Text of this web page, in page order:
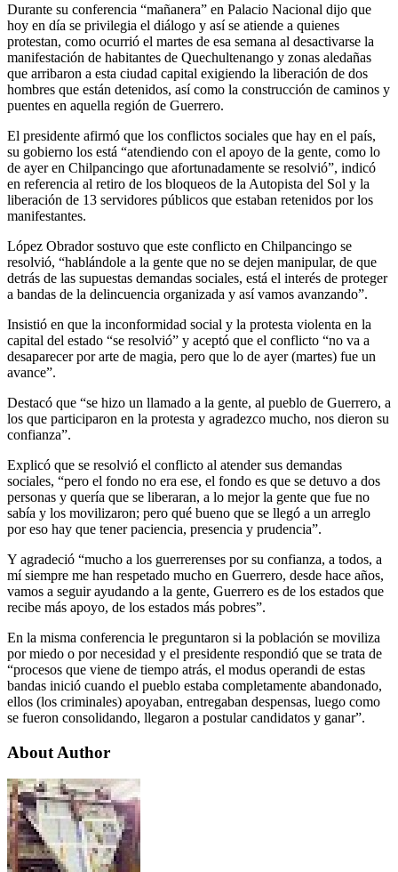
Durante su conferencia “mañanera” en Palacio Nacional dijo que
hoy en día se privilegia el diálogo y así se atiende a quienes
protestan, como ocurrió el martes de esa semana al desactivarse la
manifestación de habitantes de Quechultenango y zonas aledañas
que arribaron a esta ciudad capital exigiendo la liberación de dos
hombres que están detenidos, así como la construcción de caminos y
puentes en aquella región de Guerrero.
El presidente afirmó que los conflictos sociales que hay en el país,
su gobierno los está “atendiendo con el apoyo de la gente, como lo
de ayer en Chilpancingo que afortunadamente se resolvió”, indicó
en referencia al retiro de los bloqueos de la Autopista del Sol y la
liberación de 13 servidores públicos que estaban retenidos por los
manifestantes.
López Obrador sostuvo que este conflicto en Chilpancingo se
resolvió, “hablándole a la gente que no se dejen manipular, de que
detrás de las supuestas demandas sociales, está el interés de proteger
a bandas de la delincuencia organizada y así vamos avanzando”.
Insistió en que la inconformidad social y la protesta violenta en la
capital del estado “se resolvió” y aceptó que el conflicto “no va a
desaparecer por arte de magia, pero que lo de ayer (martes) fue un
avance”.
Destacó que “se hizo un llamado a la gente, al pueblo de Guerrero, a
los que participaron en la protesta y agradezco mucho, nos dieron su
confianza”.
Explicó que se resolvió el conflicto al atender sus demandas
sociales, “pero el fondo no era ese, el fondo es que se detuvo a dos
personas y quería que se liberaran, a lo mejor la gente que fue no
sabía y los movilizaron; pero qué bueno que se llegó a un arreglo
por eso hay que tener paciencia, presencia y prudencia”.
Y agradeció “mucho a los guerrerenses por su confianza, a todos, a
mí siempre me han respetado mucho en Guerrero, desde hace años,
vamos a seguir ayudando a la gente, Guerrero es de los estados que
recibe más apoyo, de los estados más pobres”.
En la misma conferencia le preguntaron si la población se moviliza
por miedo o por necesidad y el presidente respondió que se trata de
“procesos que viene de tiempo atrás, el modus operandi de estas
bandas inició cuando el pueblo estaba completamente abandonado,
ellos (los criminales) apoyaban, entregaban despensas, luego como
se fueron consolidando, llegaron a postular candidatos y ganar”.
About Author